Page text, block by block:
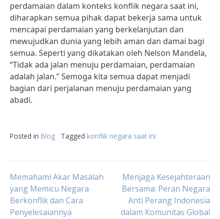
perdamaian dalam konteks konflik negara saat ini,
diharapkan semua pihak dapat bekerja sama untuk
mencapai perdamaian yang berkelanjutan dan
mewujudkan dunia yang lebih aman dan damai bagi
semua. Seperti yang dikatakan oleh Nelson Mandela,
“Tidak ada jalan menuju perdamaian, perdamaian
adalah jalan.” Semoga kita semua dapat menjadi
bagian dari perjalanan menuju perdamaian yang
abadi.
Posted in Blog Tagged konflik negara saat ini
Post
navigation
Memahami Akar Masalah
yang Memicu Negara
Berkonflik dan Cara
Penyelesaiannya
Menjaga Kesejahteraan
Bersama: Peran Negara
Anti Perang Indonesia
dalam Komunitas Global